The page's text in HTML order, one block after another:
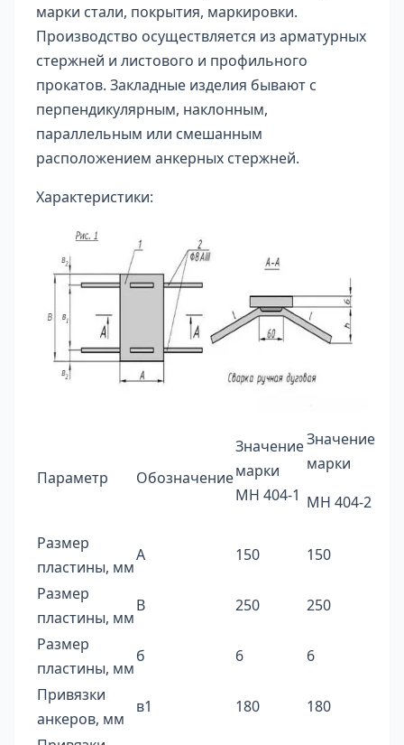
марки стали, покрытия, маркировки.
Производство осуществляется из арматурных
стержней и листового и профильного
прокатов. Закладные изделия бывают с
перпендикулярным, наклонным,
параллельным или смешанным
расположением анкерных стержней.
Характеристики:
Параметр Обозначение
Значение
марки
МН 404-1
Значение
марки
МН 404-2
Размер
пластины, мм
А 150
150
Размер
пластины, мм
В 250
250
Размер
пластины, мм
б 6
6
Привязки
анкеров, мм
в1 180
180